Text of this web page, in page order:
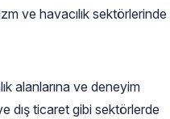
ve havacılık sektörlerinde
alanlarına ve deneyim
dış ticaret gibi sektörlerde